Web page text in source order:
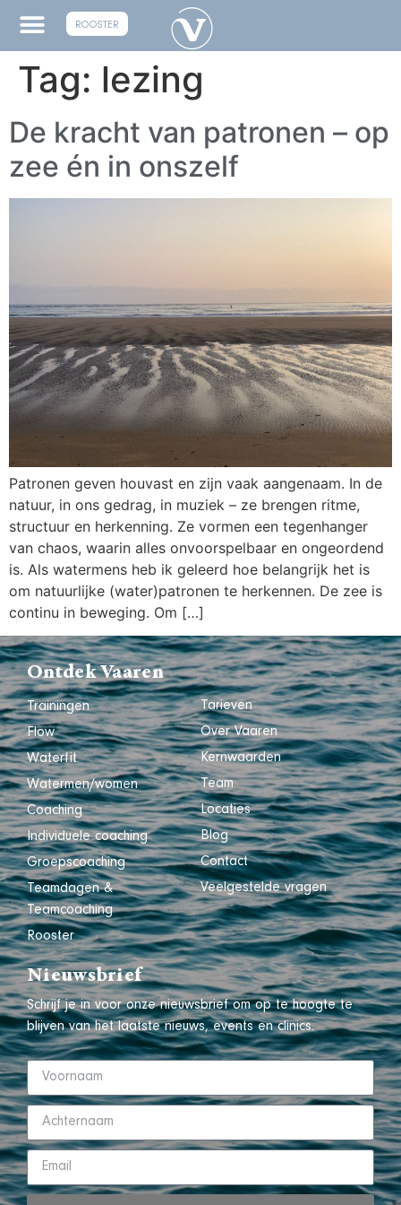
ROOSTER
Tag: lezing
De kracht van patronen – op
zee én in onszelf
Patronen geven houvast en zijn vaak aangenaam. In de
natuur, in ons gedrag, in muziek – ze brengen ritme,
structuur en herkenning. Ze vormen een tegenhanger
van chaos, waarin alles onvoorspelbaar en ongeordend
is. Als watermens heb ik geleerd hoe belangrijk het is
om natuurlijke (water)patronen te herkennen. De zee is
continu in beweging. Om […]
Ontdek Vaaren
Trainingen
Flow
Waterfit
Watermen/women
Coaching
Individuele coaching
Groepscoaching
Teamdagen &
Teamcoaching
Rooster
Tarieven
Over Vaaren
Kernwaarden
Team
Locaties
Blog
Contact
Veelgestelde vragen
Nieuwsbrief
Schrijf je in voor onze nieuwsbrief om op te hoogte te
blijven van het laatste nieuws, events en clinics.